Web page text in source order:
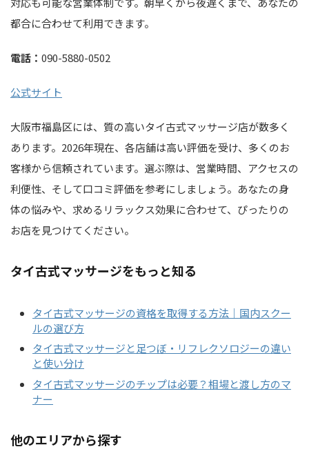
都合に合わせて利用できます。
電話： 090-5880-0502
公式サイト
大阪市福島区には、質の高いタイ古式マッサージ店が数多く
あります。2026年現在、各店舗は高い評価を受け、多くのお
客様から信頼されています。選ぶ際は、営業時間、アクセスの
利便性、そして口コミ評価を参考にしましょう。あなたの身
体の悩みや、求めるリラックス効果に合わせて、ぴったりの
お店を見つけてください。
タイ古式マッサージをもっと知る
タイ古式マッサージの資格を取得する方法｜国内スクー
ルの選び方
タイ古式マッサージと足つぼ・リフレクソロジーの違い
と使い分け
タイ古式マッサージのチップは必要？相場と渡し方のマ
ナー
他のエリアから探す